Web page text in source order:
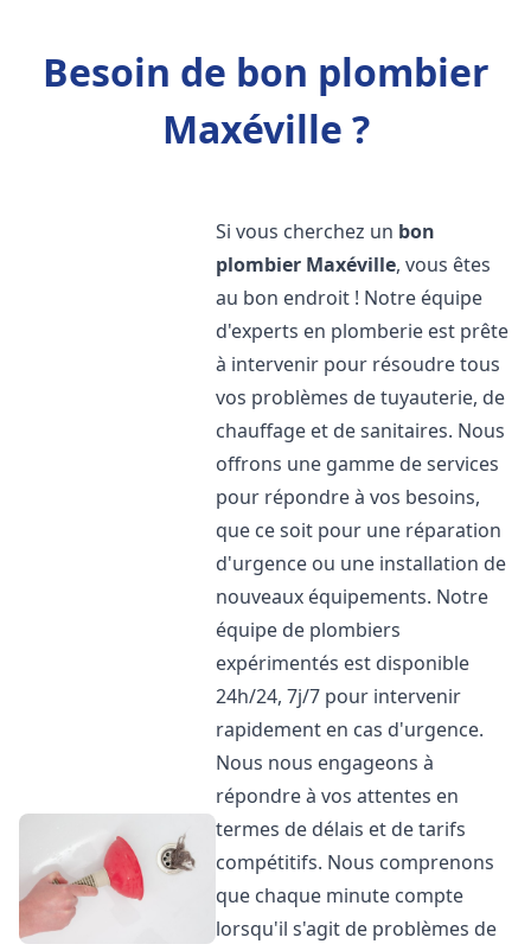
Besoin de bon plombier
Maxéville ?
Si vous cherchez un bon
plombier Maxéville, vous êtes
au bon endroit ! Notre équipe
d'experts en plomberie est prête
à intervenir pour résoudre tous
vos problèmes de tuyauterie, de
chauffage et de sanitaires. Nous
offrons une gamme de services
pour répondre à vos besoins,
que ce soit pour une réparation
d'urgence ou une installation de
nouveaux équipements. Notre
équipe de plombiers
expérimentés est disponible
24h/24, 7j/7 pour intervenir
rapidement en cas d'urgence.
Nous nous engageons à
répondre à vos attentes en
termes de délais et de tarifs
compétitifs. Nous comprenons
que chaque minute compte
lorsqu'il s'agit de problèmes de